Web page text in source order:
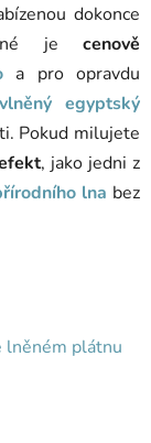
dokonce
je cenově
a pro opravdu
egyptský
Pokud milujete
, jako jedni z
lna bez
lněném plátnu